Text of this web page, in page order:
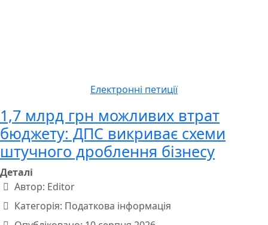
Електронні петиції
1,7 млрд грн можливих втрат
бюджету: ДПС викриває схеми
штучного дроблення бізнесу
Деталі
Автор: Editor
Категорія: Податкова інформація